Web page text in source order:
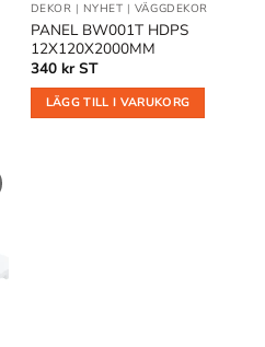
DEKOR | NYHET | VÄGGDEKOR
PANEL BW001T HDPS
12X120X2000MM
340 kr ST
LÄGG TILL I VARUKORG